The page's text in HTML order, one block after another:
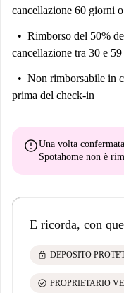
cancellazione 60 giorni
Rimborso del 50%
cancellazione tra 30 e
Non rimborsabile in
prima del check-in
errorUna volta
Spotahome non è
E ricorda, con
lock DEPOSITO
check_circle PROPRIETARIO